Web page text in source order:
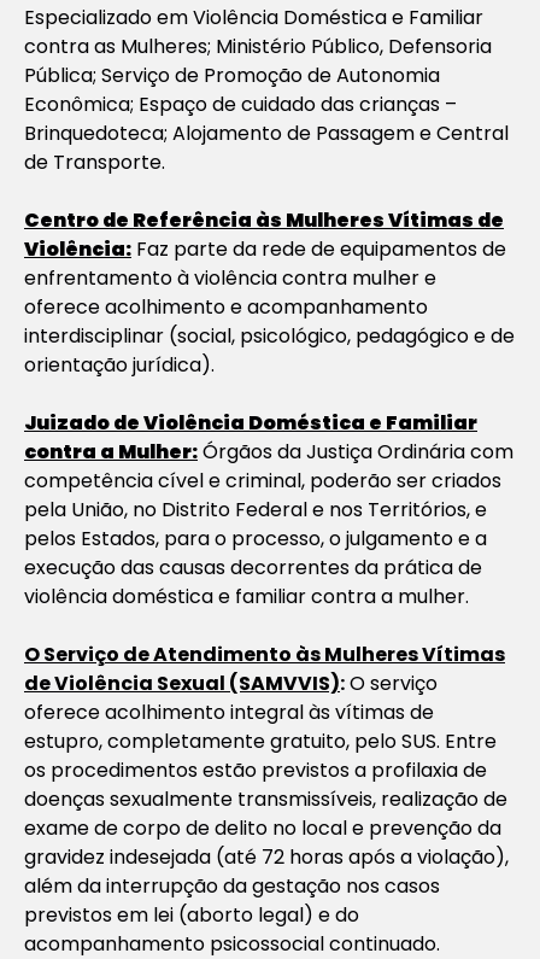
Especializado em Violência Doméstica e Familiar
contra as Mulheres; Ministério Público, Defensoria
Pública; Serviço de Promoção de Autonomia
Econômica; Espaço de cuidado das crianças –
Brinquedoteca; Alojamento de Passagem e Central
de Transporte.
Centro de Referência às Mulheres Vítimas de
Violência: Faz parte da rede de equipamentos de
enfrentamento à violência contra mulher e
oferece acolhimento e acompanhamento
interdisciplinar (social, psicológico, pedagógico e de
orientação jurídica).
Juizado de Violência Doméstica e Familiar
contra a Mulher:Órgãos da Justiça Ordinária com
competência cível e criminal, poderão ser criados
pela União, no Distrito Federal e nos Territórios, e
pelos Estados, para o processo, o julgamento e a
execução das causas decorrentes da prática de
violência doméstica e familiar contra a mulher.
O Serviço de Atendimento às Mulheres Vítimas
de Violência Sexual (SAMVVIS):O serviço
oferece acolhimento integral às vítimas de
estupro, completamente gratuito, pelo SUS. Entre
os procedimentos estão previstos a profilaxia de
doenças sexualmente transmissíveis, realização de
exame de corpo de delito no local e prevenção da
gravidez indesejada (até 72 horas após a violação),
além da interrupção da gestação nos casos
previstos em lei (aborto legal) e do
acompanhamento psicossocial continuado.